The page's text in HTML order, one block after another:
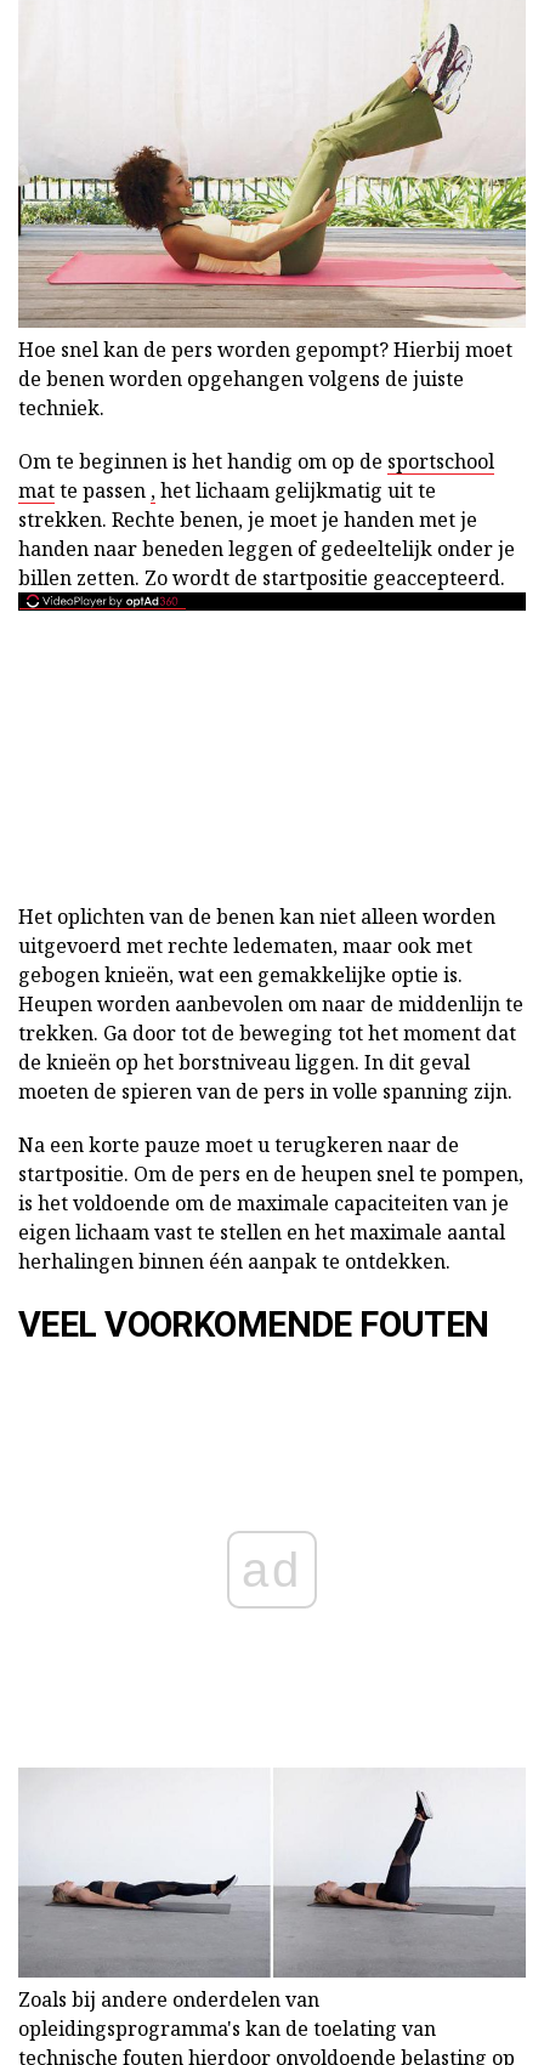
Hoe snel kan de pers worden gepompt? Hierbij moet
de benen worden opgehangen volgens de juiste
techniek.
Om te beginnen is het handig om op de sportschool
matte passen ,het lichaam gelijkmatig uit te
strekken. Rechte benen, je moet je handen met je
handen naar beneden leggen of gedeeltelijk onder je
billen zetten. Zo wordt de startpositie geaccepteerd.
Het oplichten van de benen kan niet alleen worden
uitgevoerd met rechte ledematen, maar ook met
gebogen knieën, wat een gemakkelijke optie is.
Heupen worden aanbevolen om naar de middenlijn te
trekken. Ga door tot de beweging tot het moment dat
de knieën op het borstniveau liggen. In dit geval
moeten de spieren van de pers in volle spanning zijn.
Na een korte pauze moet u terugkeren naar de
startpositie. Om de pers en de heupen snel te pompen,
is het voldoende om de maximale capaciteiten van je
eigen lichaam vast te stellen en het maximale aantal
herhalingen binnen één aanpak te ontdekken.
VEEL VOORKOMENDE FOUTEN
ad
Zoals bij andere onderdelen van
opleidingsprogramma's kan de toelating van
technische fouten hierdoor onvoldoende belasting op